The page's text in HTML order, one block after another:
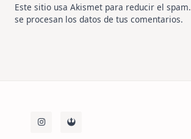
Este sitio usa Akismet para reducir el spam.
se procesan los datos de tus comentarios.